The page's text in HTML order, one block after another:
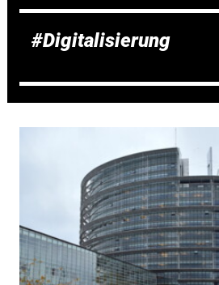
Digitalisierung